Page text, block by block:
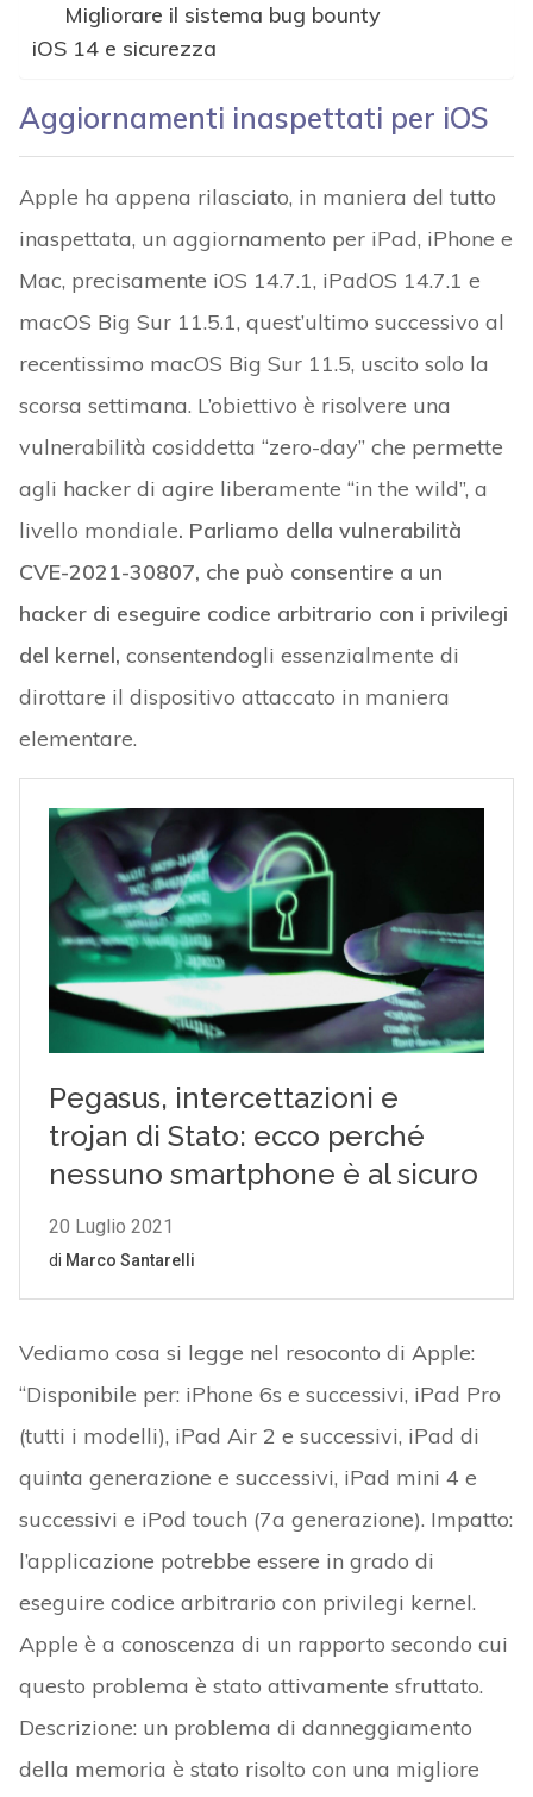
Migliorare il sistema bug bounty
iOS 14 e sicurezza
Aggiornamenti inaspettati per iOS
Apple ha appena rilasciato, in maniera del tutto
inaspettata, un aggiornamento per iPad, iPhone e
Mac, precisamente iOS 14.7.1, iPadOS 14.7.1 e
macOS Big Sur 11.5.1, quest’ultimo successivo al
recentissimo macOS Big Sur 11.5, uscito solo la
scorsa settimana. L’obiettivo è risolvere una
vulnerabilità cosiddetta “zero-day” che permette
agli hacker di agire liberamente “in the wild”, a
livello mondiale. Parliamo della vulnerabilità
CVE-2021-30807, che può consentire a un
hacker di eseguire codice arbitrario con i privilegi
del kernel, consentendogli essenzialmente di
dirottare il dispositivo attaccato in maniera
elementare.
Vediamo cosa si legge nel resoconto di Apple:
“Disponibile per: iPhone 6s e successivi, iPad Pro
(tutti i modelli), iPad Air 2 e successivi, iPad di
quinta generazione e successivi, iPad mini 4 e
successivi e iPod touch (7a generazione). Impatto:
l’applicazione potrebbe essere in grado di
eseguire codice arbitrario con privilegi kernel.
Apple è a conoscenza di un rapporto secondo cui
questo problema è stato attivamente sfruttato.
Descrizione: un problema di danneggiamento
della memoria è stato risolto con una migliore